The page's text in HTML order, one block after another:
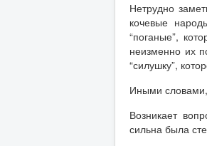
Нетрудно
кочевые
“поганые”,
неизменно их
“силушку”,
Иными
Возникает
сильна была